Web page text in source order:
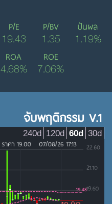
P/E
19.43
P/BV
1.35
ปันผล
1.19%
ROA
4.68%
ROE
7.06%
จับพฤติกรรม V.1
30d
60d
120d
240d